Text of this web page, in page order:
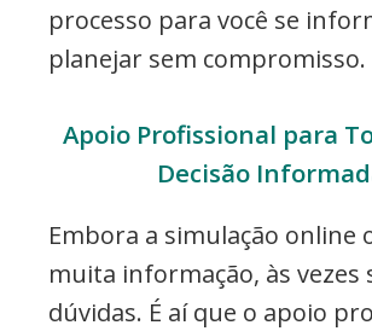
processo para você se
planejar sem compromisso.
Apoio Profissional para
Decisão
Embora a simulação online
muita informação, às vezes
dúvidas. É aí que o apoio